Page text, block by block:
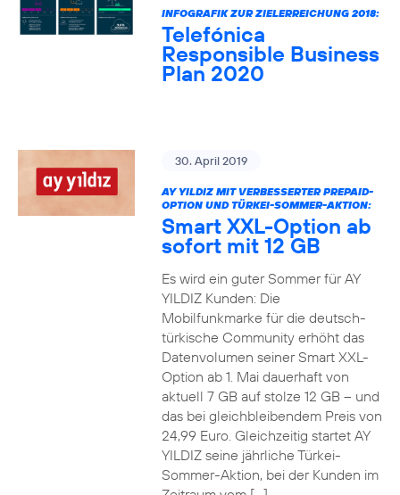
INFOGRAFIK ZUR ZIELERREICHUNG 2018:
Telefónica
Responsible Business
Plan 2020
30. April 2019
AY YILDIZ MIT VERBESSERTER PREPAID-
OPTION UND TÜRKEI-SOMMER-AKTION:
Smart XXL-Option ab
sofort mit 12 GB
Es wird ein guter Sommer für AY
YILDIZ Kunden: Die
Mobilfunkmarke für die deutsch-
türkische Community erhöht das
Datenvolumen seiner Smart XXL-
Option ab 1. Mai dauerhaft von
aktuell 7 GB auf stolze 12 GB – und
das bei gleichbleibendem Preis von
24,99 Euro. Gleichzeitig startet AY
YILDIZ seine jährliche Türkei-
Sommer-Aktion, bei der Kunden im